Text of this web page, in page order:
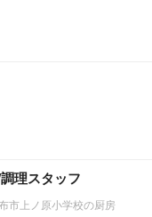
理スタッフ
市上ノ原小学校の厨房